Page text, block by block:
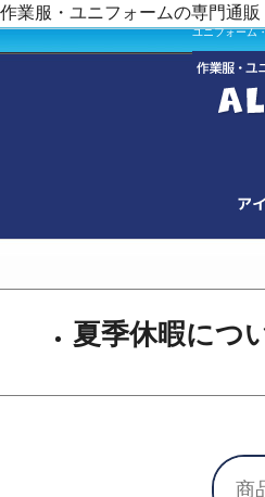
作業服・ユニフォームの専門通販
ユニフォーム
夏季休暇につ